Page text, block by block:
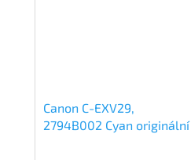
Canon C-EXV29,
2794B002 Cyan originální